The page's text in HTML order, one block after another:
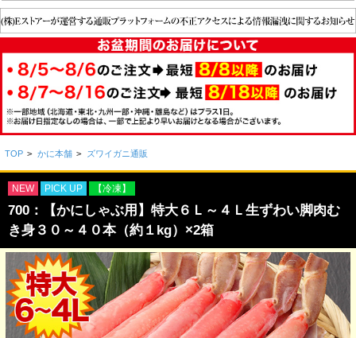
TOP > かに本舗 > ズワイガニ通販
NEW PICK UP 【冷凍】
700：【かにしゃぶ用】特大６Ｌ～４Ｌ生ずわい脚肉む
き身３０～４０本（約１kg）×2箱